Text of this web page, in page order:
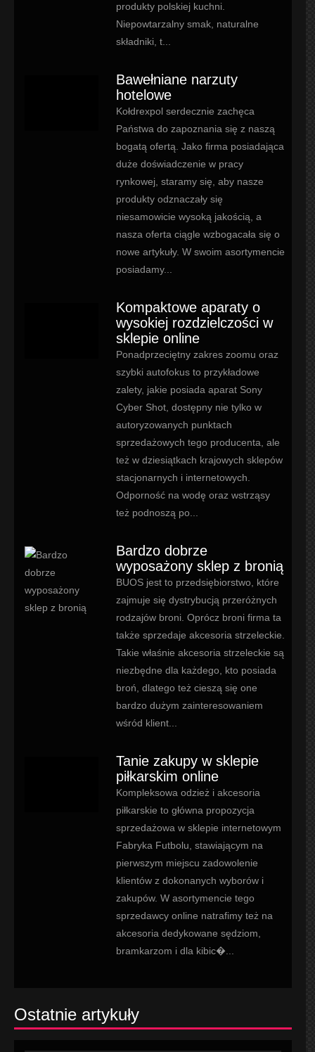
produkty polskiej kuchni.
Niepowtarzalny smak, naturalne
składniki, t...
Bawełniane narzuty
hotelowe
Kołdrexpol serdecznie zachęca
Państwa do zapoznania się z naszą
bogatą ofertą. Jako firma posiadająca
duże doświadczenie w pracy
rynkowej, staramy się, aby nasze
produkty odznaczały się
niesamowicie wysoką jakością, a
nasza oferta ciągle wzbogacała się o
nowe artykuły. W swoim asortymencie
posiadamy...
Kompaktowe aparaty o
wysokiej rozdzielczości w
sklepie online
Ponadprzeciętny zakres zoomu oraz
szybki autofokus to przykładowe
zalety, jakie posiada aparat Sony
Cyber Shot, dostępny nie tylko w
autoryzowanych punktach
sprzedażowych tego producenta, ale
też w dziesiątkach krajowych sklepów
stacjonarnych i internetowych.
Odporność na wodę oraz wstrząsy
też podnoszą po...
Bardzo dobrze
wyposażony sklep z bronią
BUOS jest to przedsiębiorstwo, które
zajmuje się dystrybucją przeróżnych
rodzajów broni. Oprócz broni firma ta
także sprzedaje akcesoria strzeleckie.
Takie właśnie akcesoria strzeleckie są
niezbędne dla każdego, kto posiada
broń, dlatego też cieszą się one
bardzo dużym zainteresowaniem
wśród klient...
Tanie zakupy w sklepie
piłkarskim online
Kompleksowa odzież i akcesoria
piłkarskie to główna propozycja
sprzedażowa w sklepie internetowym
Fabryka Futbolu, stawiającym na
pierwszym miejscu zadowolenie
klientów z dokonanych wyborów i
zakupów. W asortymencie tego
sprzedawcy online natrafimy też na
akcesoria dedykowane sędziom,
bramkarzom i dla kibic�...
Ostatnie artykuły